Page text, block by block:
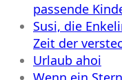
passende
Susi, die
Zeit der
Urlaub ahoi